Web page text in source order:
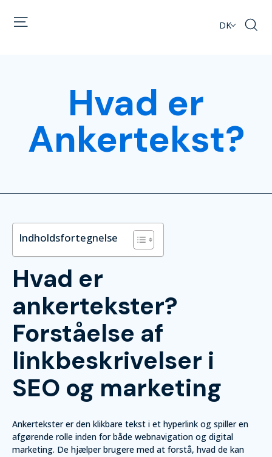
DK
Hvad er
Ankertekst?
Indholdsfortegnelse
Hvad er
ankertekster?
Forståelse af
linkbeskrivelser i
SEO og marketing
Ankertekster er den klikbare tekst i et hyperlink og spiller en
afgørende rolle inden for både webnavigation og digital
marketing. De hjælper brugere med at forstå, hvad de kan